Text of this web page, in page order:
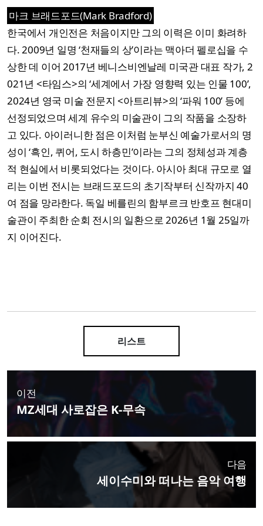
마크 브래드포드(Mark Bradford)
한국에서 개인전은 처음이지만 그의 이력은 이미 화려하
다. 2009년 일명 ‘천재들의 상’이라는 맥아더 펠로십을 수
상한 데 이어 2017년 베니스비엔날레 미국관 대표 작가, 2
021년 <타임스>의 ‘세계에서 가장 영향력 있는 인물 100’,
2024년 영국 미술 전문지 <아트리뷰>의 ‘파워 100’ 등에
선정되었으며 세계 유수의 미술관이 그의 작품을 소장하
고 있다. 아이러니한 점은 이처럼 눈부신 예술가로서의 명
성이 ‘흑인, 퀴어, 도시 하층민’이라는 그의 정체성과 계층
적 현실에서 비롯되었다는 것이다. 아시아 최대 규모로 열
리는 이번 전시는 브래드포드의 초기작부터 신작까지 40
여 점을 망라한다. 독일 베를린의 함부르크 반호프 현대미
술관이 주최한 순회 전시의 일환으로 2026년 1월 25일까
지 이어진다.
리스트
이전
MZ세대 사로잡은 K-무속
다음
세이수미와 떠나는 음악 여행